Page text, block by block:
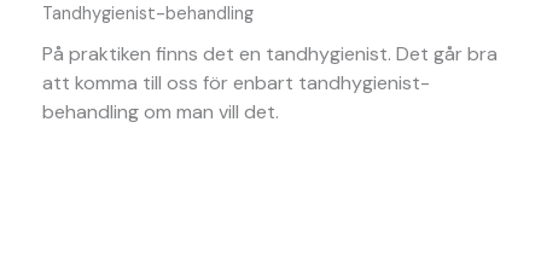
Tandhygienist-behandling
På praktiken finns det en tandhygienist. Det går bra
att komma till oss för enbart tandhygienist-
behandling om man vill det.